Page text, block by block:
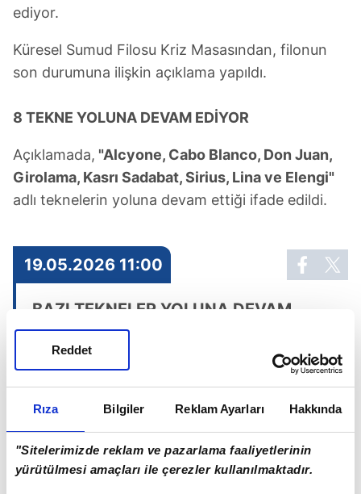
Rıza Bilgiler Reklam Ayarları Hakkında
"Sitelerimizde reklam ve pazarlama faaliyetlerinin
yürütülmesi amaçları ile çerezler kullanılmaktadır.
Reddet
ediyor.
Küresel Sumud Filosu Kriz Masasından, filonun
son durumuna ilişkin açıklama yapıldı.
8 TEKNE YOLUNA DEVAM EDİYOR
Açıklamada, "Alcyone, Cabo Blanco, Don Juan,
Girolama, Kasrı Sadabat, Sirius, Lina ve Elengi"
adlı teknelerin yoluna devam ettiği ifade edildi.
19.05.2026 11:00
BAZI TEKNELER YOLUNA DEVAM
EDİYOR